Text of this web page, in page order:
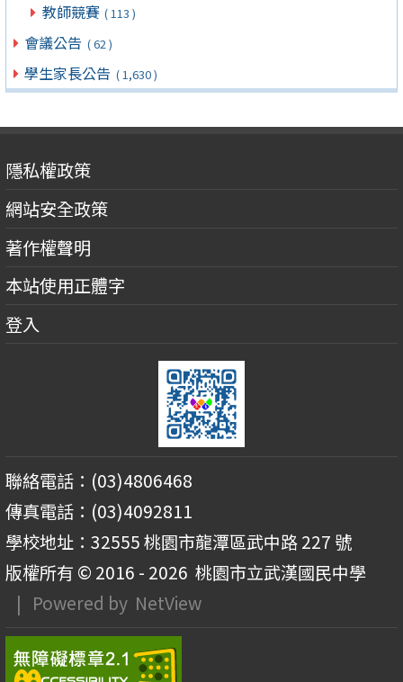
教師競賽 ( 113 )
會議公告 ( 62 )
學生家長公告 ( 1,630 )
隱私權政策
網站安全政策
著作權聲明
本站使用正體字
登入
聯絡電話：(03)4806468
傳真電話：(03)4092811
學校地址：32555 桃園市龍潭區武中路 227 號
版權所有 © 2016 - 2026 桃園市立武漢國民中學
| Powered by NetView